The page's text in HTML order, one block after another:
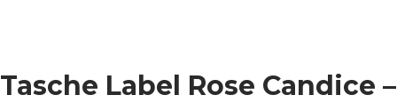
Tasche Label Rose Candice –